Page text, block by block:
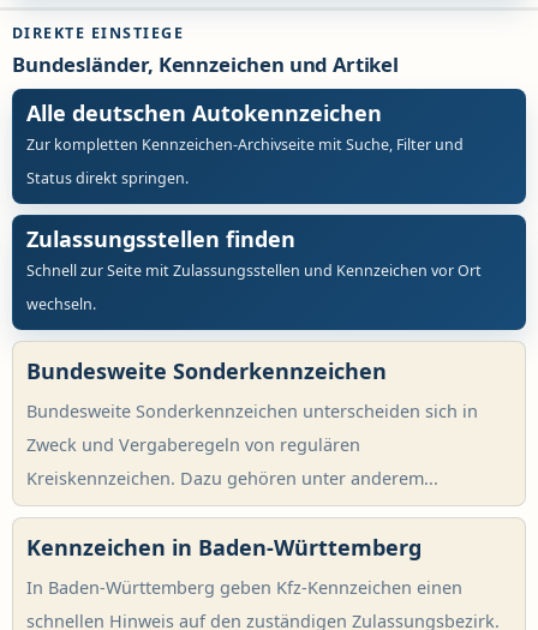
DIREKTE EINSTIEGE
Bundesländer, Kennzeichen und Artikel
Alle deutschen Autokennzeichen
Zur kompletten Kennzeichen-Archivseite mit Suche, Filter und
Status direkt springen.
Zulassungsstellen finden
Schnell zur Seite mit Zulassungsstellen und Kennzeichen vor Ort
wechseln.
Bundesweite Sonderkennzeichen
Bundesweite Sonderkennzeichen unterscheiden sich in
Zweck und Vergaberegeln von regulären
Kreiskennzeichen. Dazu gehören unter anderem...
Kennzeichen in Baden-Württemberg
In Baden-Württemberg geben Kfz-Kennzeichen einen
schnellen Hinweis auf den zuständigen Zulassungsbezirk.